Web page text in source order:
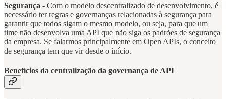
Segurança - Com o modelo descentralizado de desenvolvimento, é
necessário ter regras e governanças relacionadas à segurança para
garantir que todos sigam o mesmo modelo, ou seja, para que um
time não desenvolva uma API que não siga os padrões de segurança
da empresa. Se falarmos principalmente em Open APIs, o conceito
de segurança tem que vir desde o início.
Benefícios da centralização da governança de API